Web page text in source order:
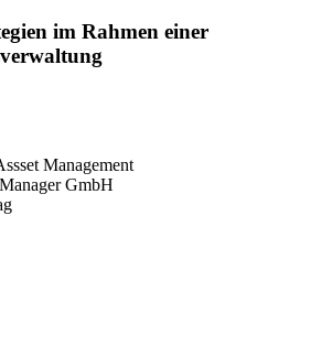
im Rahmen einer
Management
GmbH